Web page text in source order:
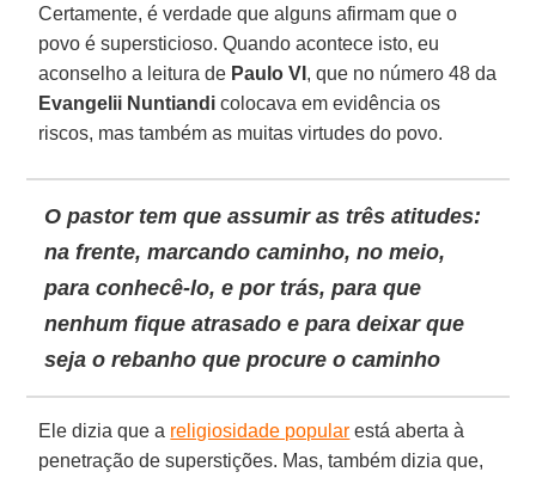
Certamente, é verdade que alguns afirmam que o
povo é supersticioso. Quando acontece isto, eu
aconselho a leitura de Paulo VI , que no número 48 da
Evangelii Nuntiandi colocava em evidência os
riscos, mas também as muitas virtudes do povo.
O pastor tem que assumir as três atitudes:
na frente, marcando caminho, no meio,
para conhecê-lo, e por trás, para que
nenhum fique atrasado e para deixar que
seja o rebanho que procure o caminho
Ele dizia que a religiosidade popular está aberta à
penetração de superstições. Mas, também dizia que,